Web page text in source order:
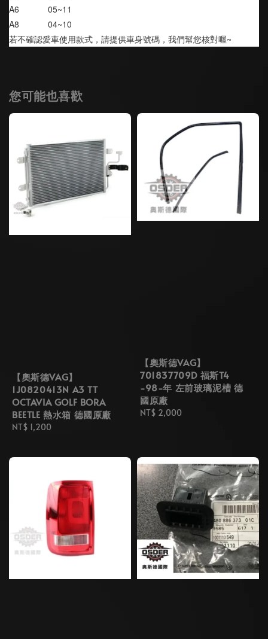
A6            05~11
A8            04~10
若不確認愛車使用款式，請提供車身號碼，我們幫您核對喔~
您可能也喜歡
【奧斯德VAG】
1J0820413N A3 TT
OCTAVIA GOLF BORA
BEETLE 熱水箱 德國原廠
Regular
NT$ 1,200
【奧斯德VAG】
701837709D 福斯T4
-98-年 左前玻璃泥槽 德
國原廠
Regular
NT$ 2,000